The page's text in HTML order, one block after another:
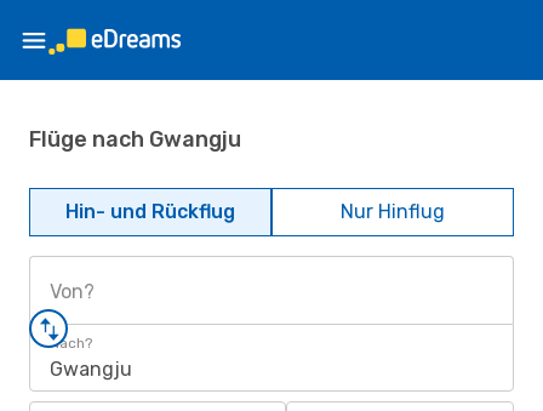
Flüge nach Gwangju
Hin- und Rückflug Nur Hinflug
Von?
Nach?
Gwangju